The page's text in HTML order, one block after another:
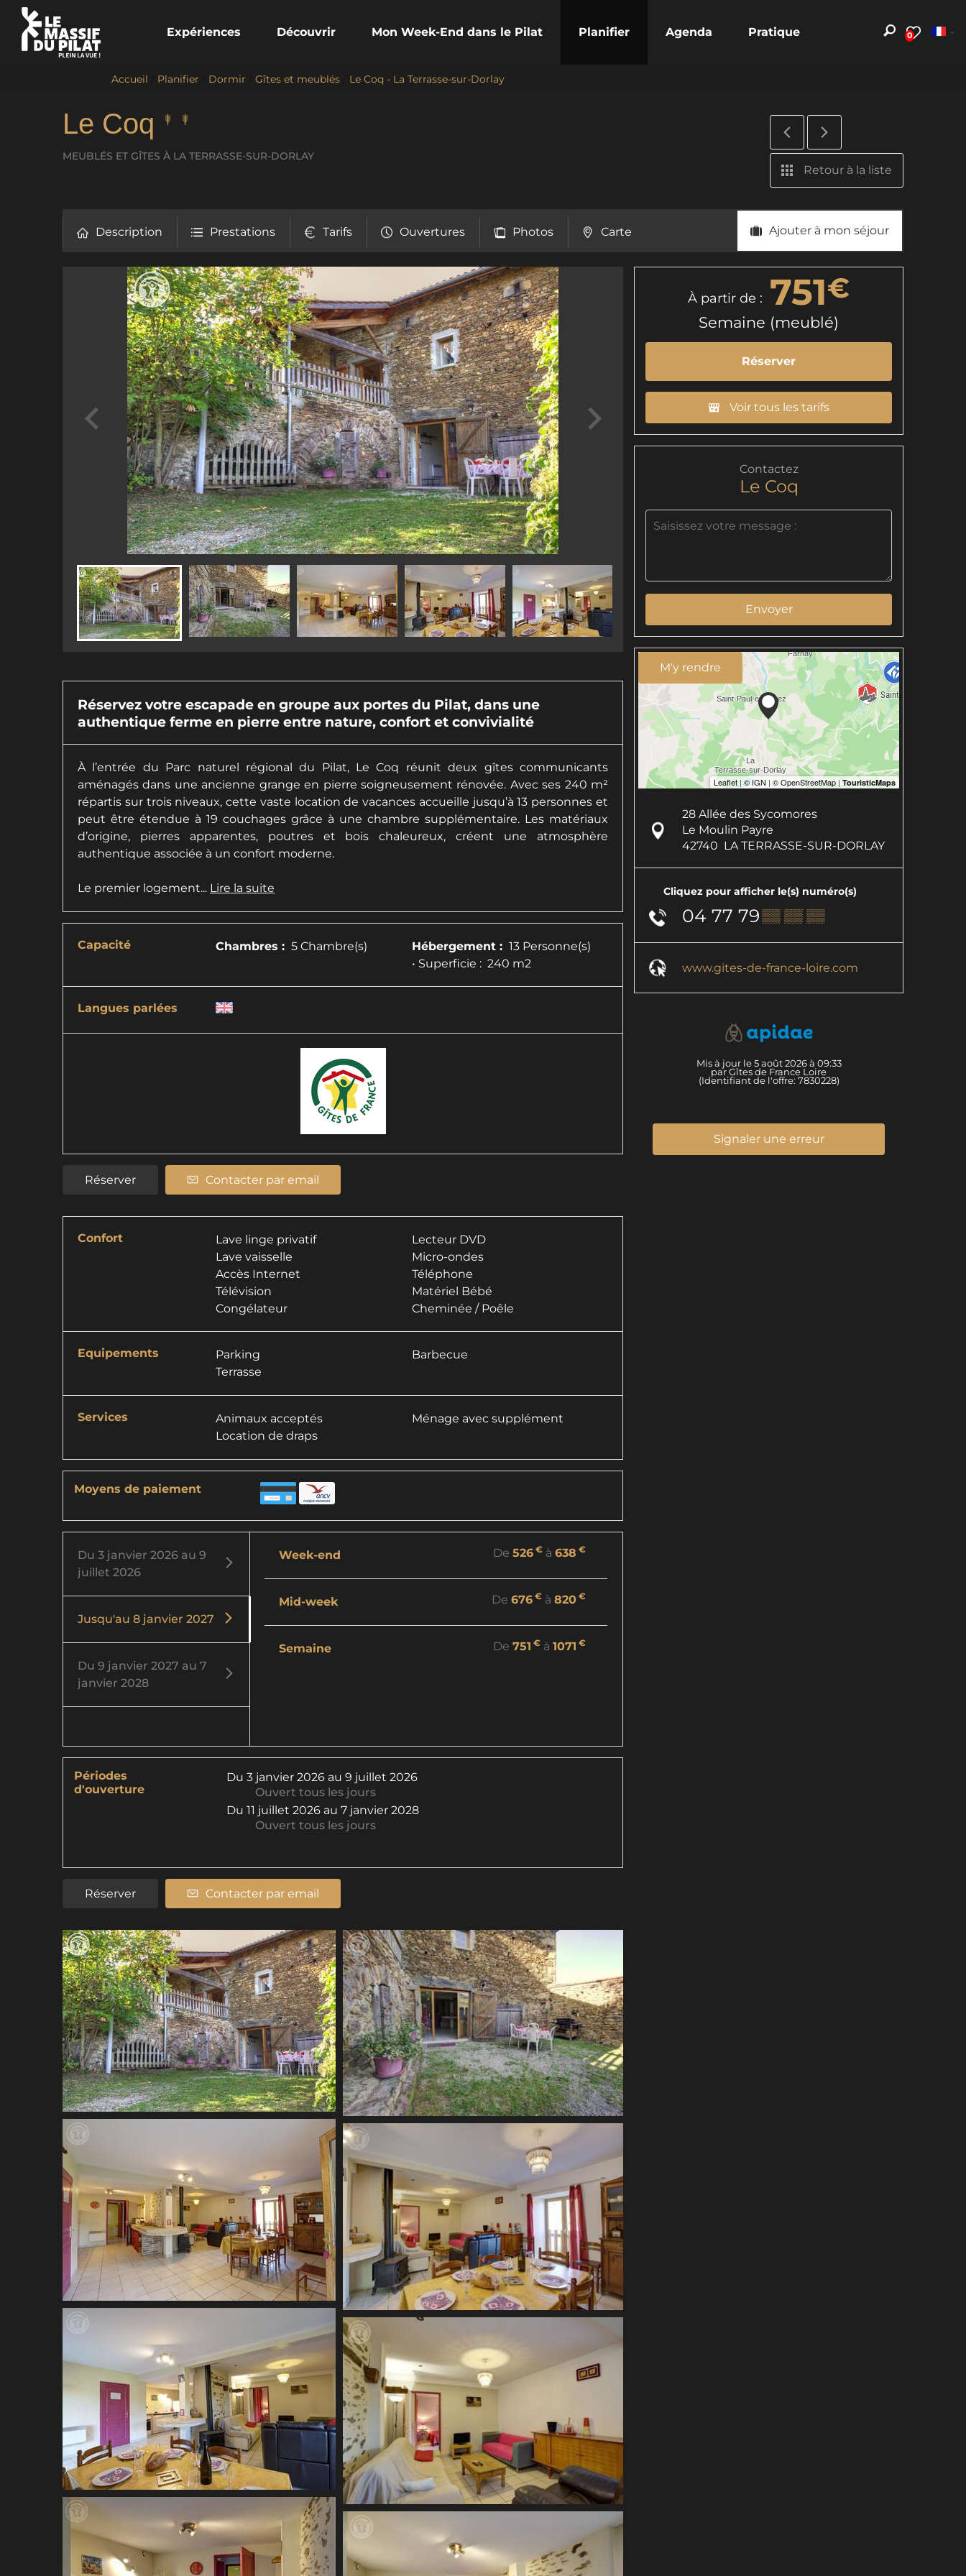
0
Expériences Découvrir Mon Week-End dans le Pilat Planifier Agenda Pratique
Accueil Planifier Dormir Gîtes et meublés Le Coq - La Terrasse-sur-Dorlay
Le Coq
MEUBLÉS ET GÎTES À LA TERRASSE-SUR-DORLAY
Retour à la liste
Description Prestations Tarifs Ouvertures Photos Carte Ajouter à mon séjour
Réservez votre escapade en groupe aux portes du Pilat, dans une
authentique ferme en pierre entre nature, confort et convivialité
À l’entrée du Parc naturel régional du Pilat, Le Coq réunit deux gîtes communicants
aménagés dans une ancienne grange en pierre soigneusement rénovée. Avec ses 240 m²
répartis sur trois niveaux, cette vaste location de vacances accueille jusqu’à 13 personnes et
peut être étendue à 19 couchages grâce à une chambre supplémentaire. Les matériaux
d’origine, pierres apparentes, poutres et bois chaleureux, créent une atmosphère
authentique associée à un confort moderne.
Le premier logement... Lire la suite
Capacité Chambres : 5 Chambre(s) Hébergement : 13 Personne(s)
• Superficie : 240 m2
Langues parlées
Réserver Contacter par email
Confort
Lave linge privatif
Lave vaisselle
Accès Internet
Télévision
Congélateur
Lecteur DVD
Micro-ondes
Téléphone
Matériel Bébé
Cheminée / Poêle
Equipements
Parking
Terrasse
Barbecue
Services
Animaux acceptés
Location de draps
Ménage avec supplément
Moyens de paiement
Du 3 janvier 2026 au 9
juillet 2026
Jusqu'au 8 janvier 2027
Du 9 janvier 2027 au 7
janvier 2028
Week-end De526 € à638 €
Mid-week De676 € à820 €
Semaine De751 € à1071 €
Périodes
d'ouverture
Du 3 janvier 2026 au 9 juillet 2026
Ouvert tous les jours
Du 11 juillet 2026 au 7 janvier 2028
Ouvert tous les jours
Réserver Contacter par email
À partir de : 751€
Semaine (meublé)
Réserver
Voir tous les tarifs
Contactez
Le Coq
Envoyer
M'y rendre
28 Allée des Sycomores
Le Moulin Payre
42740 LA TERRASSE-SUR-DORLAY
Cliquez pour afficher le(s) numéro(s)
04 77 79▒▒ ▒▒ ▒▒
www.gites-de-france-loire.com
Mis à jour le 5 août 2026 à 09:33
par Gîtes de France Loire
(Identifiant de l'offre: 7830228)
Signaler une erreur